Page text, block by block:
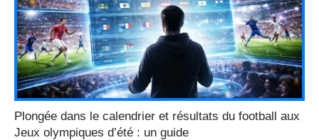
Plongée dans le calendrier et résultats du football aux
Jeux olympiques d’été : un guide